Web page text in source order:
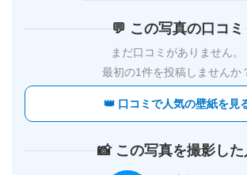
💬 この写真の口コミ
まだ口コミがありません。
最初の1件を投稿しませんか
👑 口コミで人気の壁紙を見
📸 この写真を撮影した